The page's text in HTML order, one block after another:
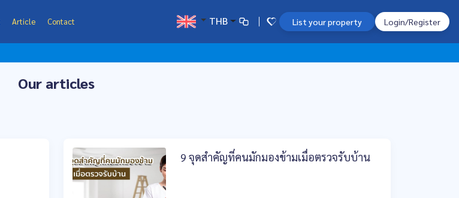
Article Contact THB List your property Login/Register
Our articles
9 จุดสำคัญที่คนมักมองข้ามเมื่อตรวจรับบ้าน